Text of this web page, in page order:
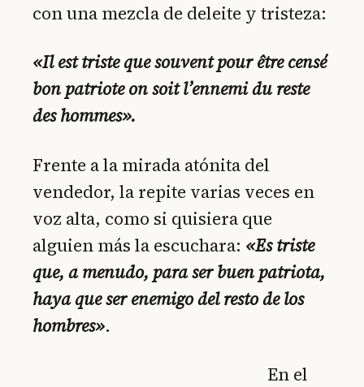
con una mezcla de deleite y tristeza:
«Il est triste que souvent pour être censé
bon patriote on soit l’ennemi du reste
des hommes».
Frente a la mirada atónita del
vendedor, la repite varias veces en
voz alta, como si quisiera que
alguien más la escuchara: «Es triste
que, a menudo, para ser buen patriota,
haya que ser enemigo del resto de los
hombres».
En el